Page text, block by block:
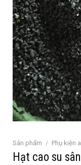
Sản phẩm / Phụ kiện
Hạt cao su